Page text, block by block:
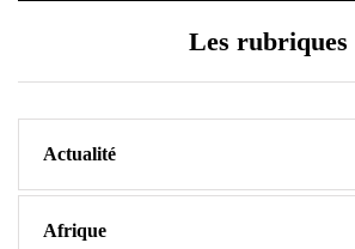
Les rubriques
Actualité
Afrique